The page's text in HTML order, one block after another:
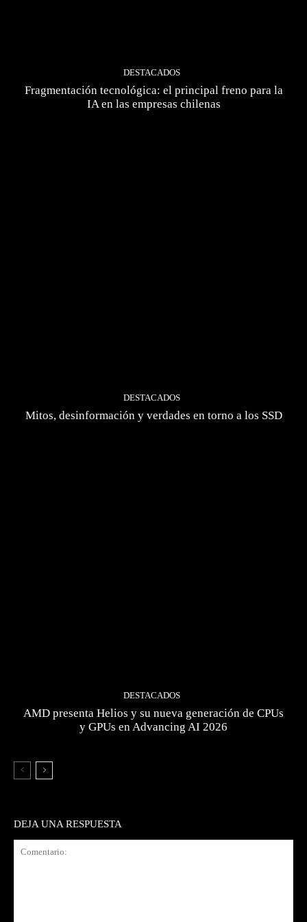
DESTACADOS
Fragmentación tecnológica: el principal freno para la
IA en las empresas chilenas
DESTACADOS
Mitos, desinformación y verdades en torno a los SSD
DESTACADOS
AMD presenta Helios y su nueva generación de CPUs
y GPUs en Advancing AI 2026
DEJA UNA RESPUESTA